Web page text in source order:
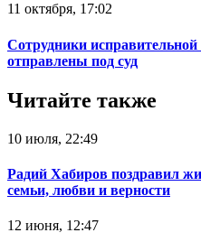
11 октября, 17:02
Сотрудники
отправлены под суд
Читайте также
10 июля, 22:49
Радий Хабиров поздравил
семьи, любви и верности
12 июня, 12:47